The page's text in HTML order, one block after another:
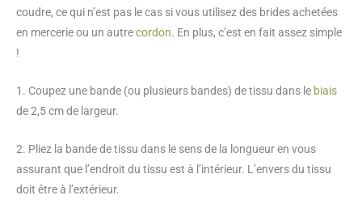
coudre, ce qui n’est pas le cas si vous utilisez des brides achetées
en mercerie ou un autrecordon. En plus, c’est en fait assez simple
!
1. Coupez une bande (ou plusieurs bandes) de tissu dans le biais
de 2,5 cm de largeur.
2. Pliez la bande de tissu dans le sens de la longueur en vous
assurant que l’endroit du tissu est à l’intérieur. L’envers du tissu
doit être à l’extérieur.